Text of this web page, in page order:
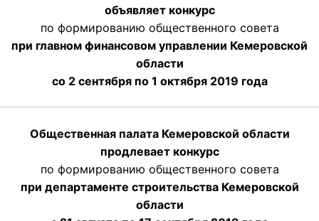
объявляет конкурс
по формированию общественного совета
при главном финансовом управлении Кемеровской
области
со 2 сентября по 1 октября 2019 года
Общественная палата Кемеровской области
продлевает конкурс
по формированию общественного совета
при департаменте строительства Кемеровской
области